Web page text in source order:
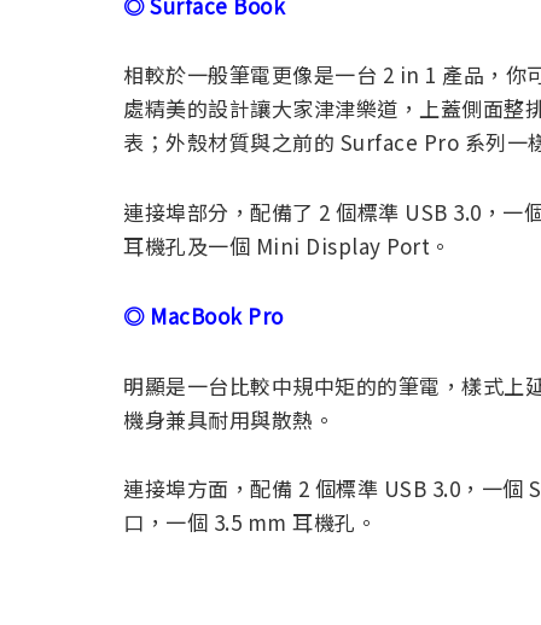
相較於一般筆電更像是一台 2 in 1 產品，
處精美的設計讓大家津津樂道，上蓋側面整
表；外殼材質與之前的 Surface Pro 系列一
連接埠部分，配備了 2 個標準 USB 3.0，
耳機孔及一個 Mini Display Port。
◎ MacBook Pro
明顯是一台比較中規中矩的的筆電，樣式上
機身兼具耐用與散熱。
連接埠方面，配備 2 個標準 USB 3.0，一
口，一個 3.5 mm 耳機孔。